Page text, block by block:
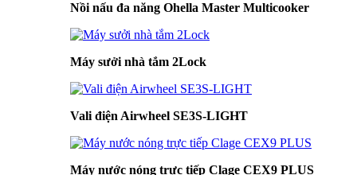
Nồi nấu đa năng Ohella Master Multicooker
Máy sưởi nhà tắm 2Lock
Vali điện Airwheel SE3S-LIGHT
Máy nước nóng trực tiếp Clage CEX9 PLUS